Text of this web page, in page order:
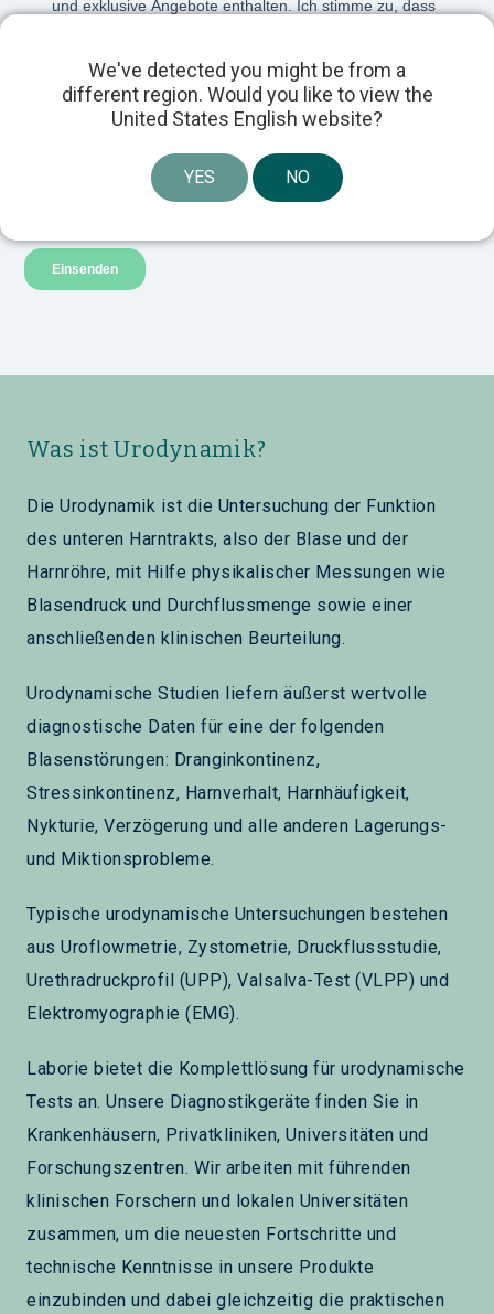
Was ist Urodynamik?
Die Urodynamik ist die Untersuchung der Funktion
des unteren Harntrakts, also der Blase und der
Harnröhre, mit Hilfe physikalischer Messungen wie
Blasendruck und Durchflussmenge sowie einer
anschließenden klinischen Beurteilung.
Urodynamische Studien liefern äußerst wertvolle
diagnostische Daten für eine der folgenden
Blasenstörungen: Dranginkontinenz,
Stressinkontinenz, Harnverhalt, Harnhäufigkeit,
Nykturie, Verzögerung und alle anderen Lagerungs-
und Miktionsprobleme.
Typische urodynamische Untersuchungen bestehen
aus Uroflowmetrie, Zystometrie, Druckflussstudie,
Urethradruckprofil (UPP), Valsalva-Test (VLPP) und
Elektromyographie (EMG).
Laborie bietet die Komplettlösung für urodynamische
Tests an. Unsere Diagnostikgeräte finden Sie in
Krankenhäusern, Privatkliniken, Universitäten und
Forschungszentren. Wir arbeiten mit führenden
klinischen Forschern und lokalen Universitäten
zusammen, um die neuesten Fortschritte und
technische Kenntnisse in unsere Produkte
einzubinden und dabei gleichzeitig die praktischen
We've detected you might be from a
different region. Would you like to view the
United States English website?
YES NO